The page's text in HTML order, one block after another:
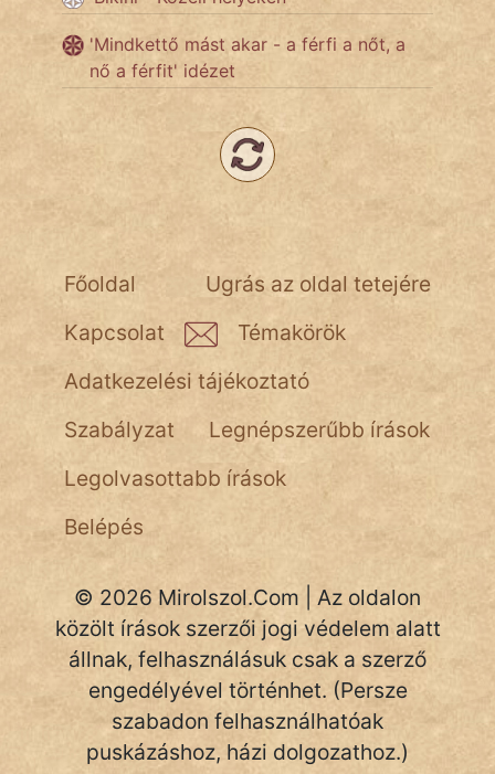
Jób Gedeon
Láron Ádám
NapHold
Név nélkül
pszichopati
szegény legény
Hoffer Botond
szemfüles
'Mindkettő mást akar - a férfi a nőt, a
nő a férfit' idézet
Ugrás az oldal tetejére
Főoldal
Kapcsolat
Témakörök
Adatkezelési tájékoztató
Szabályzat
Legnépszerűbb írások
Legolvasottabb írások
Belépés
© 2026 Mirolszol.Com | Az oldalon
közölt írások szerzői jogi védelem alatt
állnak, felhasználásuk csak a szerző
engedélyével történhet. (Persze
szabadon felhasználhatóak
puskázáshoz, házi dolgozathoz.)